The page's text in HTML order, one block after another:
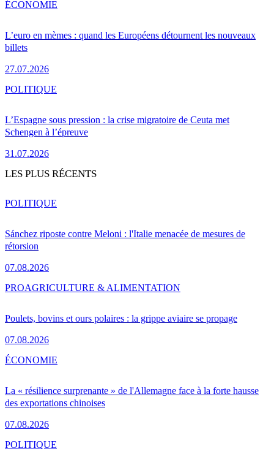
L’euro en mèmes : quand les Européens détournent les nouveaux
billets
27.07.2026
ÉCONOMIE
L’Espagne sous pression : la crise migratoire de Ceuta met
Schengen à l’épreuve
31.07.2026
POLITIQUE
LES PLUS RÉCENTS
Sánchez riposte contre Meloni : l'Italie menacée de mesures de
rétorsion
07.08.2026
POLITIQUE
Poulets, bovins et ours polaires : la grippe aviaire se propage
07.08.2026
PROAGRICULTURE & ALIMENTATION
La « résilience surprenante » de l'Allemagne face à la forte hausse
des exportations chinoises
07.08.2026
ÉCONOMIE
POLITIQUE